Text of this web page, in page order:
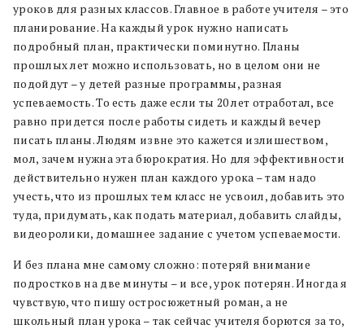
уроков для разных классов. Главное в работе учителя – это
планирование. На каждый урок нужно написать
подробный план, практически поминутно. Планы
прошлых лет можно использовать, но в целом они не
подойдут – у детей разные программы, разная
успеваемость. То есть даже если ты 20 лет отработал, все
равно придется после работы сидеть и каждый вечер
писать планы. Людям извне это кажется излишеством,
мол, зачем нужна эта бюрократия. Но для эффективности
действительно нужен план каждого урока – там надо
учесть, что из прошлых тем класс не усвоил, добавить это
туда, придумать, как подать материал, добавить слайды,
видеоролики, домашнее задание с учетом успеваемости.
И без плана мне самому сложно: потеряй внимание
подростков на две минуты – и все, урок потерян. Иногда я
чувствую, что пишу остросюжетный роман, а не
школьный план урока – так сейчас учителя борются за то,